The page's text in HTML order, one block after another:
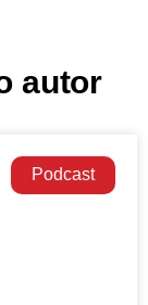
autor
Podcast